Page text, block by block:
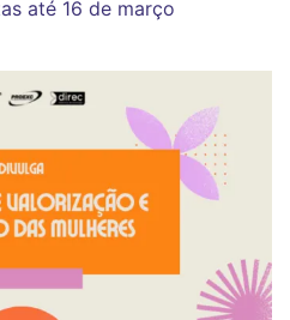
até 16 de março